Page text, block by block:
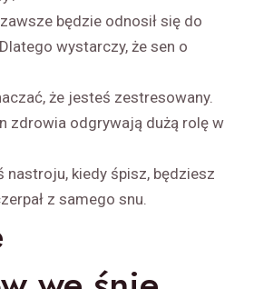
będzie odnosił się do
wystarczy, że sen o
że jesteś zestresowany.
zdrowia odgrywają dużą rolę w
nastroju, kiedy śpisz, będziesz
z samego snu.